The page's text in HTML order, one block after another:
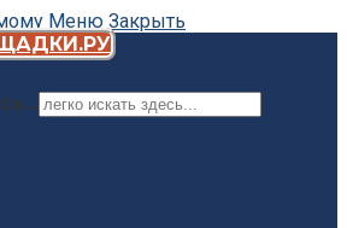
Меню Закрыть